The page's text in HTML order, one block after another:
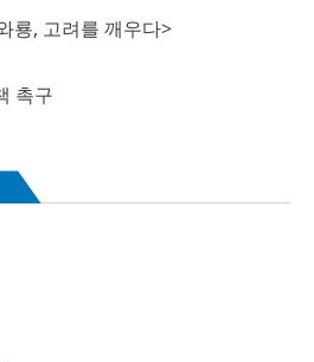
룡, 고려를 깨우다>
촉구